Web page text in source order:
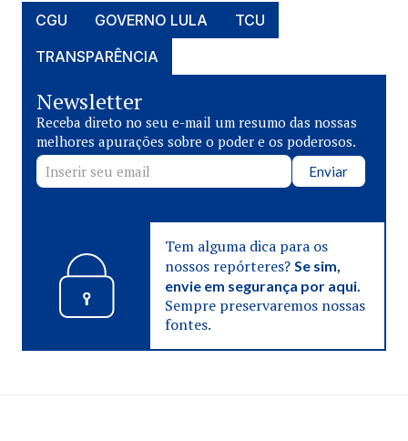
CGU GOVERNO LULA
TCU
TRANSPARÊNCIA
Newsletter
Receba direto no seu e-mail um resumo das nossas
melhores apurações sobre o poder e os poderosos.
Enviar
Tem alguma dica para os
nossos repórteres? Se sim,
envie em segurança por aqui.
Sempre preservaremos nossas
fontes.